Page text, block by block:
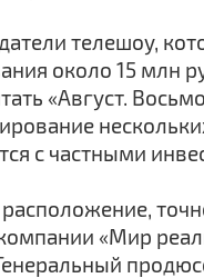
телешоу,
около 15 млн
«Август.
с частными
«Мир